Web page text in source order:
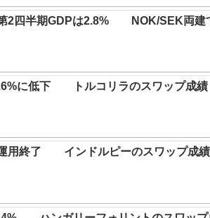
2四半期GDPは2.8% NOK/SEK両建
に低下 トルコリラのスワップ成績
用終了 インドルピーのスワップ成績